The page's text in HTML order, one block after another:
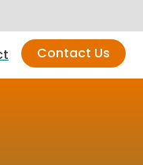
Contact Us